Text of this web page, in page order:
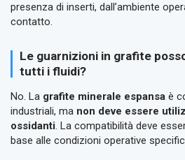
presenza di inserti, dall’ambiente
contatto.
Le guarnizioni in grafite
tutti i fluidi?
No. La grafite minerale espansa è
industriali, ma non deve essere
ossidanti. La compatibilità deve
base alle condizioni operative